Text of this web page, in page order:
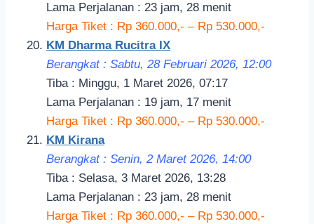
Lama Perjalanan : 23 jam, 28 menit
Harga Tiket : Rp 360.000,- – Rp 530.000,-
KM Dharma Rucitra IX
Berangkat : Sabtu, 28 Februari 2026, 12:00
Tiba : Minggu, 1 Maret 2026, 07:17
Lama Perjalanan : 19 jam, 17 menit
Harga Tiket : Rp 360.000,- – Rp 530.000,-
KM Kirana
Berangkat : Senin, 2 Maret 2026, 14:00
Tiba : Selasa, 3 Maret 2026, 13:28
Lama Perjalanan : 23 jam, 28 menit
Harga Tiket : Rp 360.000,- – Rp 530.000,-